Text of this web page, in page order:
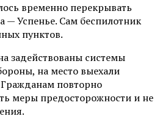
временно перекрывать
— Успенье. Сам беспилотник
пунктов.
задействованы системы
на место выехали
повторно
меры предосторожности и не